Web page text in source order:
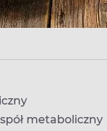
metaboliczny